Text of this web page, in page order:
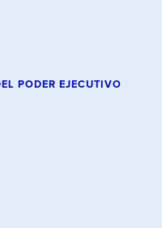
PODER EJECUTIVO